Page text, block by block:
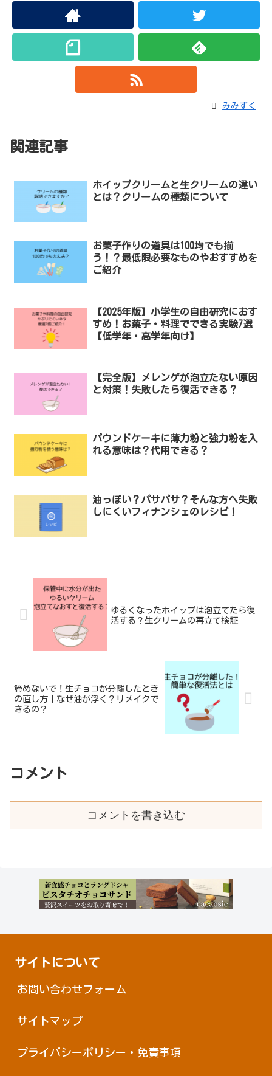
みみずく
関連記事
ホイップクリームと生クリームの違い
とは？クリームの種類について
お菓子作りの道具は100均でも揃
う！？最低限必要なものやおすすめを
ご紹介
【2025年版】小学生の自由研究におす
すめ！お菓子・料理でできる実験7選
【低学年・高学年向け】
【完全版】メレンゲが泡立たない原因
と対策！失敗したら復活できる？
パウンドケーキに薄力粉と強力粉を入
れる意味は？代用できる？
油っぽい？パサパサ？そんな方へ失敗
しにくいフィナンシェのレシピ！
ゆるくなったホイップは泡立てたら復
活する？生クリームの再立て検証
諦めないで！生チョコが分離したとき
の直し方｜なぜ油が浮く？リメイクで
きるの？
コメント
コメントを書き込む
サイトについて
お問い合わせフォーム
サイトマップ
プライバシーポリシー・免責事項